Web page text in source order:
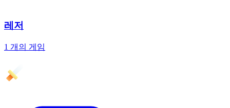
레저
1 개의 게임